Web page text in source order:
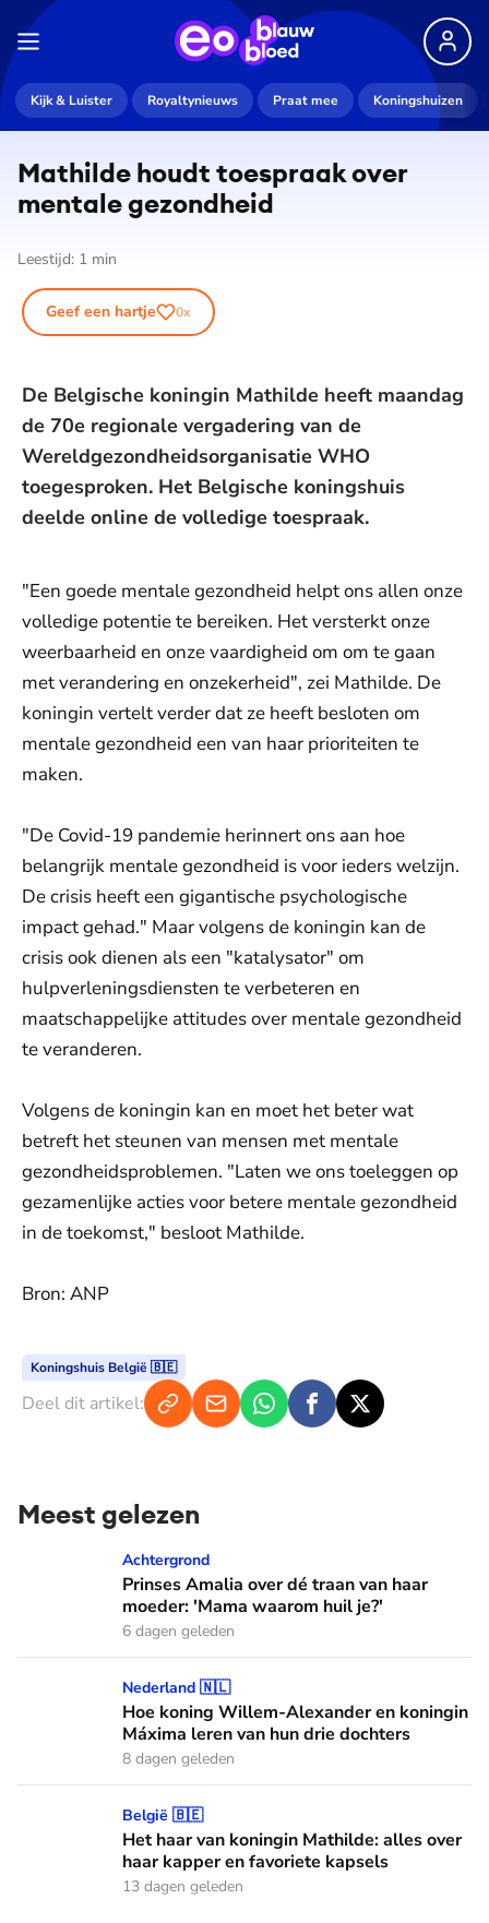
Kijk & Luister Royaltynieuws Praat mee Koningshuizen
Mathilde houdt toespraak over
mentale gezondheid
Leestijd: 1 min
Geef een hartje 0x
De Belgische koningin Mathilde heeft maandag
de 70e regionale vergadering van de
Wereldgezondheidsorganisatie WHO
toegesproken. Het Belgische koningshuis
deelde online de volledige toespraak.
"Een goede mentale gezondheid helpt ons allen onze
volledige potentie te bereiken. Het versterkt onze
weerbaarheid en onze vaardigheid om om te gaan
met verandering en onzekerheid", zei Mathilde. De
koningin vertelt verder dat ze heeft besloten om
mentale gezondheid een van haar prioriteiten te
maken.
"De Covid-19 pandemie herinnert ons aan hoe
belangrijk mentale gezondheid is voor ieders welzijn.
De crisis heeft een gigantische psychologische
impact gehad." Maar volgens de koningin kan de
crisis ook dienen als een "katalysator" om
hulpverleningsdiensten te verbeteren en
maatschappelijke attitudes over mentale gezondheid
te veranderen.
Volgens de koningin kan en moet het beter wat
betreft het steunen van mensen met mentale
gezondheidsproblemen. "Laten we ons toeleggen op
gezamenlijke acties voor betere mentale gezondheid
in de toekomst," besloot Mathilde.
Bron: ANP
Koningshuis België 🇧🇪
Deel dit artikel:
Meest gelezen
Prinses Amalia over dé traan van haar moeder: 'Mama
Achtergrond
Prinses Amalia over dé traan van haar
moeder: 'Mama waarom huil je?'
6 dagen geleden
Hoe koning Willem-Alexander en koningin Máxima leren
Nederland 🇳🇱
Hoe koning Willem-Alexander en koningin
Máxima leren van hun drie dochters
8 dagen geleden
Het haar van koningin Mathilde: alles over haar kapper en
België 🇧🇪
Het haar van koningin Mathilde: alles over
haar kapper en favoriete kapsels
13 dagen geleden